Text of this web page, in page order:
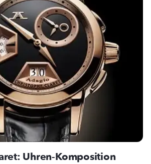
Uhren-Komposition